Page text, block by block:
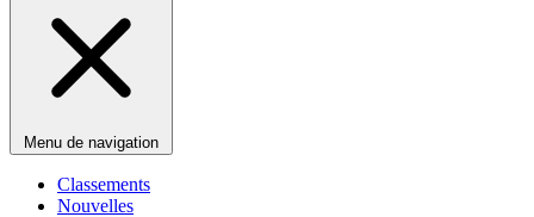
Menu de navigation
Classements
Nouvelles